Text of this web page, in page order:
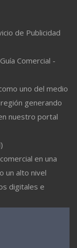
de Publicidad
Comercial -
uno del medio
generando
nuestro portal
en una
un alto nivel
digitales e